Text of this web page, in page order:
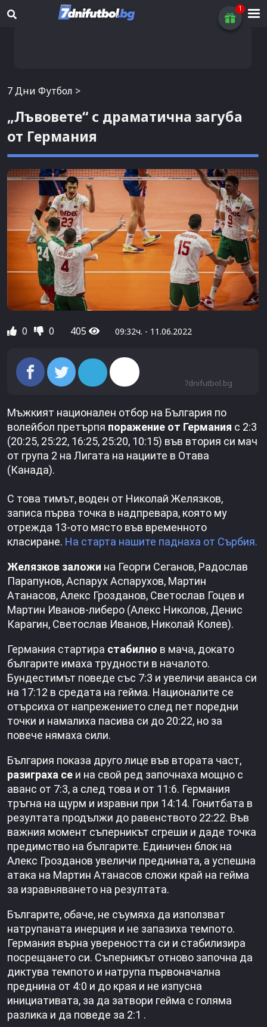
7 Дни Футбол >
„Лъвовете“ с драматична загуба
от Германия
0 0 405 09:32ч. - 11.06.2022
7dnifutbol.bg
Мъжкият национален отбор на България по
волейбол претърпя поражение от Германия с 2:3
(20:25, 25:22, 16:25, 25:20, 10:15) във втория си мач
от група 2 на Лигата на нациите в Отава
(Канада).
С това тимът, воден от Николай Желязков,
записа първа точка в надпревара, която му
отрежда 13-ото място във временното
класиране. На старта нашите паднаха от Сърбия.
Желязков заложи на Георги Сеганов, Радослав
Парапунов, Аспарух Аспарухов, Мартин
Атанасов, Алекс Грозданов, Светослав Гоцев и
Мартин Иванов-либеро (Алекс Николов, Денис
Карагин, Светослав Иванов, Николай Колев).
Германия стартира стабилно в мача, докато
българите имаха трудности в началото.
Бундестимът поведе със 7:3 и увеличи аванса си
на 17:12 в средата на гейма. Националите се
отърсиха от напрежението след пет поредни
точки и намалиха пасива си до 20:22, но за
повече нямаха сили.
България показа друго лице във втората част,
разиграха се и на свой ред започнаха мощно с
аванс от 7:3, а след това и от 11:6. Германия
тръгна на щурм и изравни при 14:14. Гонитбата в
резултата продължи до равенството 22:22. Във
важния момент съперникът сгреши и даде точка
предимство на българите. Единичен блок на
Алекс Грозданов увеличи преднината, а успешна
атака на Мартин Атанасов сложи край на гейма
за изравняването на резултата.
Българите, обаче, не съумяха да използват
натрупаната инерция и не запазиха темпото.
Германия върна увереността си и стабилизира
посрещането си. Съперникът отново започна да
диктува темпото и натрупа първоначална
преднина от 4:0 и до края и не изпусна
инициативата, за да затвори гейма с голяма
разлика и да поведе за 2:1 .